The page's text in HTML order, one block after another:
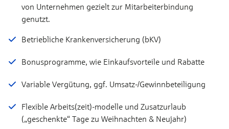
von Unternehmen gezielt zur Mitarbeiterbindung
genutzt.
Betriebliche Krankenversicherung (bKV)
Bonusprogramme, wie Einkaufsvorteile und Rabatte
Variable Vergütung, ggf. Umsatz-/Gewinnbeteiligung
Flexible Arbeits(zeit)-modelle und Zusatzurlaub
(„geschenkte“ Tage zu Weihnachten & Neujahr)